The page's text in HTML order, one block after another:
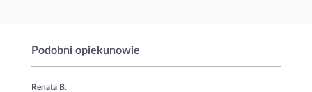
Podobni opiekunowie
Renata B.